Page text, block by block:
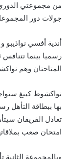
من مجموعتي الدوري
جولات دور
أندية أفسي
رسميا بينما تتنافس
المتاحتان وهم
نواكشوط كينغ
بها ببطاقة التأهل
تعادل الفريقان
امتحان صعب
وبالمجموعة